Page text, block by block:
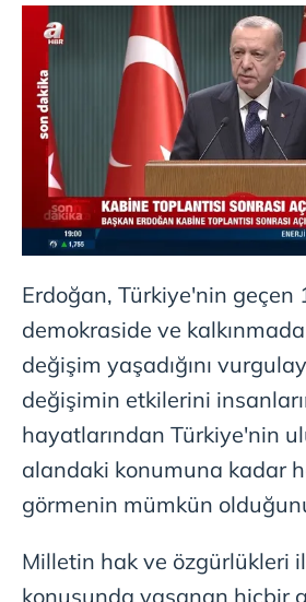
Erdoğan, Türkiye'nin geçen
demokraside ve
değişim yaşadığını
değişimin etkilerini
hayatlarından Türkiye'nin
alandaki konumuna kadar
görmenin mümkün
Milletin hak ve özgürlükleri
konusunda yaşanan hiçbir